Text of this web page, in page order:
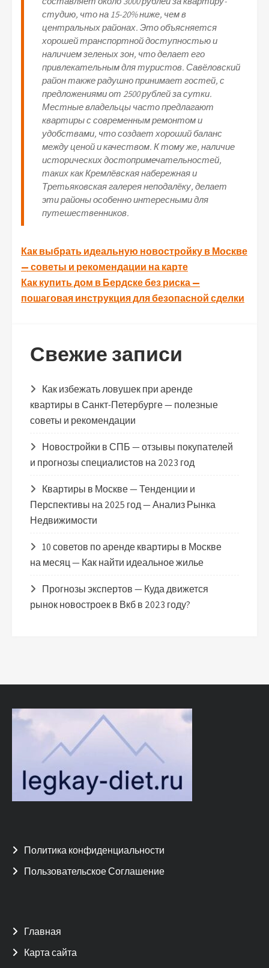
студию, что на 15-20% ниже, чем в
центральных районах. Это объясняется
хорошей транспортной доступностью и
наличием зеленых зон, что делает его
привлекательным для туристов. Савёловский
район также радушно принимает гостей, с
предложениями от 2500 рублей за сутки.
Местные владельцы часто предлагают
квартиры с современным ремонтом и
удобствами, что создает хороший баланс
между ценой и качеством. К тому же, наличие
исторических достопримечательностей,
таких как Кремлёвская набережная и
Третьяковская галерея неподалёку, делает
эти районы особенно интересными для
путешественников.
Навигация
по
записям
Как выбрать идеальную новостройку в Москве
— советы и рекомендации на карте
Как купить дом в Бердске без риска —
пошаговая инструкция для безопасной сделки
Свежие записи
Как избежать ловушек при аренде
квартиры в Санкт-Петербурге — полезные
советы и рекомендации
Новостройки в СПБ — отзывы покупателей
и прогнозы специалистов на 2023 год
Квартиры в Москве — Тенденции и
Перспективы на 2025 год — Анализ Рынка
Недвижимости
10 советов по аренде квартиры в Москве
на месяц — Как найти идеальное жилье
Прогнозы экспертов — Куда движется
рынок новостроек в Вкб в 2023 году?
Политика конфиденциальности
Пользовательское Соглашение
Главная
Карта сайта